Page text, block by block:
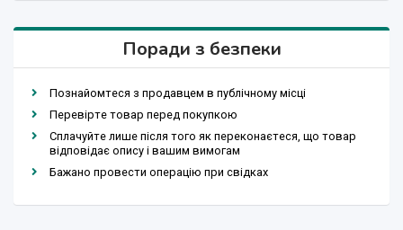
Поради з безпеки
Познайомтеся з продавцем в публічному місці
Перевірте товар перед покупкою
Сплачуйте лише після того як переконаєтеся, що товар
відповідає опису і вашим вимогам
Бажано провести операцію при свідках